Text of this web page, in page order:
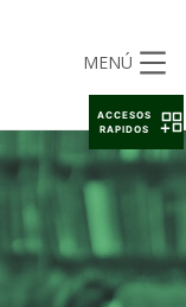
MENÚ
ACCESOS
RAPIDOS